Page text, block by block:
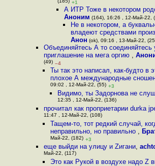
(185) +1
А ИТР Тоже в некотором
Аноним (164), 16:26 , 12-Май-22,
Не в некотором, а
владеют средствами
Анон (ok), 09:16 , 13-Май-22,
Объединяйтесь А то соединяйтесь
приглашение на мега оргию ,
(49) –4
Ты так это написал, как-будто в
плохое А международные
09:02 , 12-Май-22, (55) +3
Видимо, ты Задорнова не
12:35 , 12-Май-22, (136)
прочитал как проприетарии durka
11:47 , 12-Май-22, (108)
Тащем-то, тот редкий случай,
неправильно, но правильно ,
Май-22, (182) +3
еще выйди на улицу и Zигани,
Май-22, (117)
Это как Рукой в воздухе надо Z